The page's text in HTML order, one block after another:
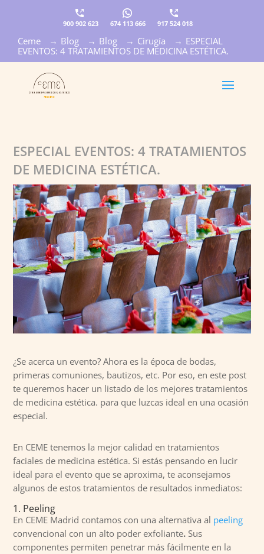
900 902 623 674 113 666 917 524 018
Ceme → Blog → Blog → Cirugía → ESPECIAL
EVENTOS: 4 TRATAMIENTOS DE MEDICINA ESTÉTICA.
ESPECIAL EVENTOS: 4 TRATAMIENTOS
DE MEDICINA ESTÉTICA.
¿Se acerca un evento? Ahora es la época de bodas,
primeras comuniones, bautizos, etc. Por eso, en este post
te queremos hacer un listado de los mejores tratamientos
de medicina estética. para que luzcas ideal en una ocasión
especial.
En CEME tenemos la mejor calidad en tratamientos
faciales de medicina estética. Si estás pensando en lucir
ideal para el evento que se aproxima, te aconsejamos
algunos de estos tratamientos de resultados inmediatos:
1. Peeling
En CEME Madrid contamos con una alternativa al peeling
convencional con un alto poder exfoliante. Sus
componentes permiten penetrar más fácilmente en la
×